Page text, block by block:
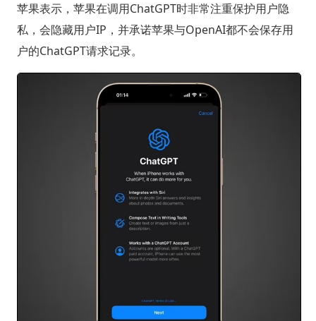
苹果表示，苹果在调用ChatGPT时非常注重保护用户隐
私，会隐藏用户IP，并承诺苹果与OpenAI都不会保存用
户的ChatGPT请求记录。